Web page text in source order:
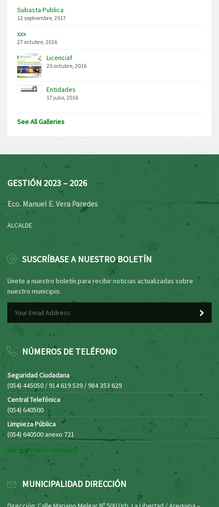
Subasta Publica
12 septiembre, 2017
xxx
27 octubre, 2016
Licenciaf
20 octubre, 2016
Entidades
17 julio, 2016
See All Galleries
GESTIÓN 2023 – 2026
Eco. Manuel E. Vera Paredes
ALCALDE
SUSCRÍBASE A NUESTRO BOLETÍN
Únete a nuestro boletín para recibir noticias actualizadas sobre
nuestro municipio.
NÚMEROS DE TELÉFONO
Seguridad Ciudadana
(054) 445050 / 914 619 539 / 984 353 629
Central Telefónica
(054) 640500
Limpieza Pública
(054) 640500 anexo 721
Ver directorio municipal
MUNICIPALIDAD DIRECCIÓN